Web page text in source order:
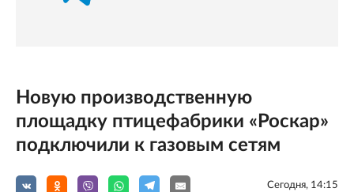
Новую производственную
площадку птицефабрики «Роскар»
подключили к газовым сетям
Сегодня, 14:15